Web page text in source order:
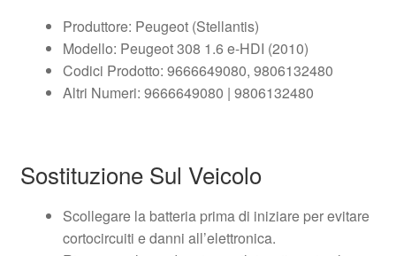
Produttore: Peugeot (Stellantis)
Modello: Peugeot 308 1.6 e-HDI (2010)
Codici Prodotto: 9666649080, 9806132480
Altri Numeri: 9666649080 | 9806132480
Sostituzione Sul Veicolo
Scollegare la batteria prima di iniziare per evitare
cortocircuiti e danni all’elettronica.